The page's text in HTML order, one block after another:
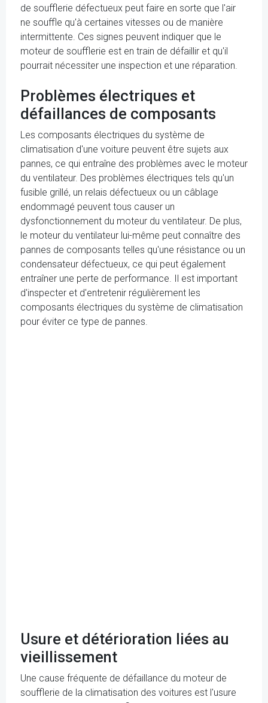
de soufflerie défectueux peut faire en sorte que l'air
ne souffle qu'à certaines vitesses ou de manière
intermittente. Ces signes peuvent indiquer que le
moteur de soufflerie est en train de défaillir et qu'il
pourrait nécessiter une inspection et une réparation.
Problèmes électriques et
défaillances de composants
Les composants électriques du système de
climatisation d'une voiture peuvent être sujets aux
pannes, ce qui entraîne des problèmes avec le moteur
du ventilateur. Des problèmes électriques tels qu'un
fusible grillé, un relais défectueux ou un câblage
endommagé peuvent tous causer un
dysfonctionnement du moteur du ventilateur. De plus,
le moteur du ventilateur lui-même peut connaître des
pannes de composants telles qu'une résistance ou un
condensateur défectueux, ce qui peut également
entraîner une perte de performance. Il est important
d'inspecter et d'entretenir régulièrement les
composants électriques du système de climatisation
pour éviter ce type de pannes.
Usure et détérioration liées au
vieillissement
Une cause fréquente de défaillance du moteur de
soufflerie de la climatisation des voitures est l'usure